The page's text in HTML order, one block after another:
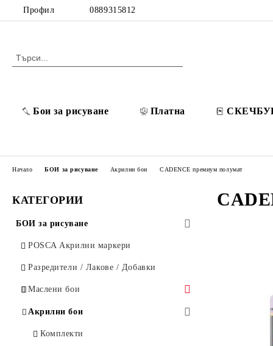
Профил 0889315812
Бои за рисуване Платна
КАТЕГОРИИ
БОИ за рисуване
POSCA Акрилни маркери
Разредители / Лакове / Добавки
Маслени бои
MASTER CLASS
Цветове МАЕСТРО ПАН
Акрилни бои
Комплекти
Начало БОИ за рисуване Акрилни бои CADENCE премиум полумат